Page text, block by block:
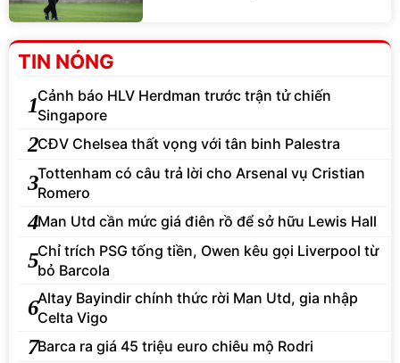
TIN NÓNG
1Cảnh báo HLV Herdman trước trận tử chiến
Singapore
2CĐV Chelsea thất vọng với tân binh Palestra
3Tottenham có câu trả lời cho Arsenal vụ Cristian
Romero
4Man Utd cần mức giá điên rồ để sở hữu Lewis Hall
5Chỉ trích PSG tống tiền, Owen kêu gọi Liverpool từ
bỏ Barcola
6Altay Bayindir chính thức rời Man Utd, gia nhập
Celta Vigo
7Barca ra giá 45 triệu euro chiêu mộ Rodri